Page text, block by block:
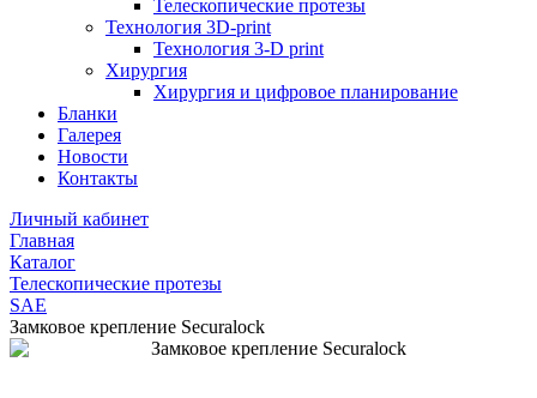
Телескопические протезы
Технология 3D-print
Технология 3-D print
Хирургия
Хирургия и цифровое планирование
Бланки
Галерея
Новости
Контакты
Личный кабинет
Главная
Каталог
Телескопические протезы
SAE
Замковое крепление Securalock